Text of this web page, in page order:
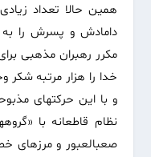
همین حالا تعداد
دامادش و پسرش را به
مکرر رهبران مذهبی
خدا را هزار مرتبه
و با این حرکت‏های
نظام قاطعانه با
صعب‏العبور و مرزهای